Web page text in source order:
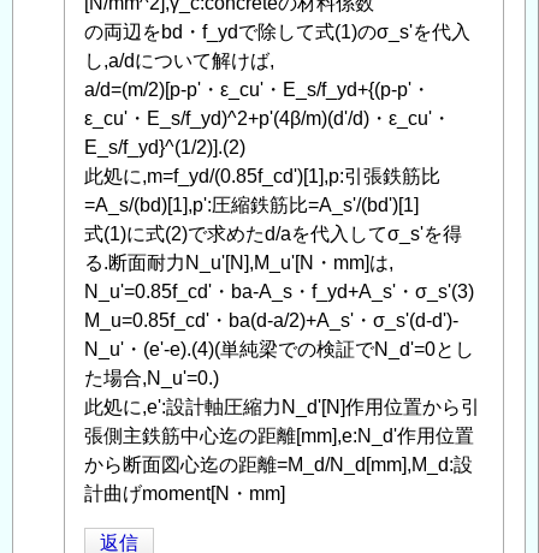
へ
の
返
信
の両辺をbd・f_ydで除して式(1)のσ_s'を代入
し,a/dについて解けば,
a/d=(m/2)[p-p'・ε_cu'・E_s/f_yd+{(p-p'・
ε_cu'・E_s/f_yd)^2+p'(4β/m)(d'/d)・ε_cu'・
E_s/f_yd}^(1/2)].(2)
此処に,m=f_yd/(0.85f_cd')[1],p:引張鉄筋比
=A_s/(bd)[1],p':圧縮鉄筋比=A_s'/(bd')[1]
式(1)に式(2)で求めたd/aを代入してσ_s'を得
る.断面耐力N_u'[N],M_u'[N・mm]は,
N_u'=0.85f_cd'・ba-A_s・f_yd+A_s'・σ_s'(3)
M_u=0.85f_cd'・ba(d-a/2)+A_s'・σ_s'(d-d')-
N_u'・(e'-e).(4)(単純梁での検証でN_d'=0とし
た場合,N_u'=0.)
此処に,e':設計軸圧縮力N_d'[N]作用位置から引
張側主鉄筋中心迄の距離[mm],e:N_d'作用位置
から断面図心迄の距離=M_d/N_d[mm],M_d:設
計曲げmoment[N・mm]
返信